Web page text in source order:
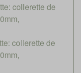
collerette de
collerette de